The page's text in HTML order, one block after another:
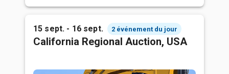
15 sept. - 16 sept. 2 événement du jour
California Regional Auction, USA